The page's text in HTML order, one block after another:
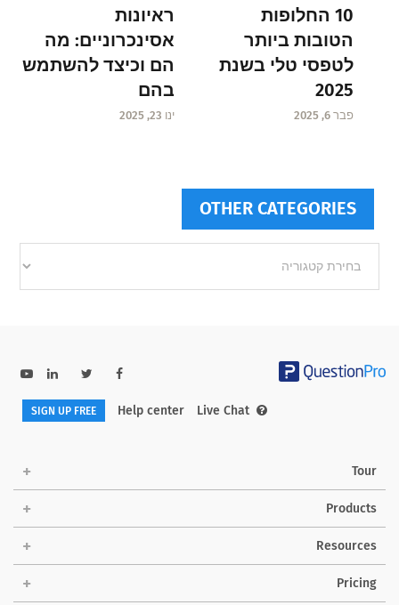
10 החלופות
הטובות ביותר
לטפסי טלי בשנת
2025
פבר 6, 2025
ראיונות
אסינכרוניים: מה
הם וכיצד להשתמש
בהם
ינו 23, 2025
OTHER CATEGORIES
categories
Help center Live Chat
SIGN UP FREE
Tour
Products
Resources
Pricing